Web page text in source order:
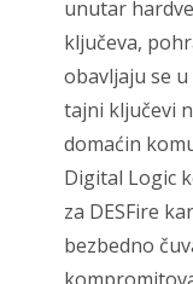
unutar
ključeva,
obavljaju se
tajni ključevi
domaćin
Digital Logic
za DESFire
bezbedno